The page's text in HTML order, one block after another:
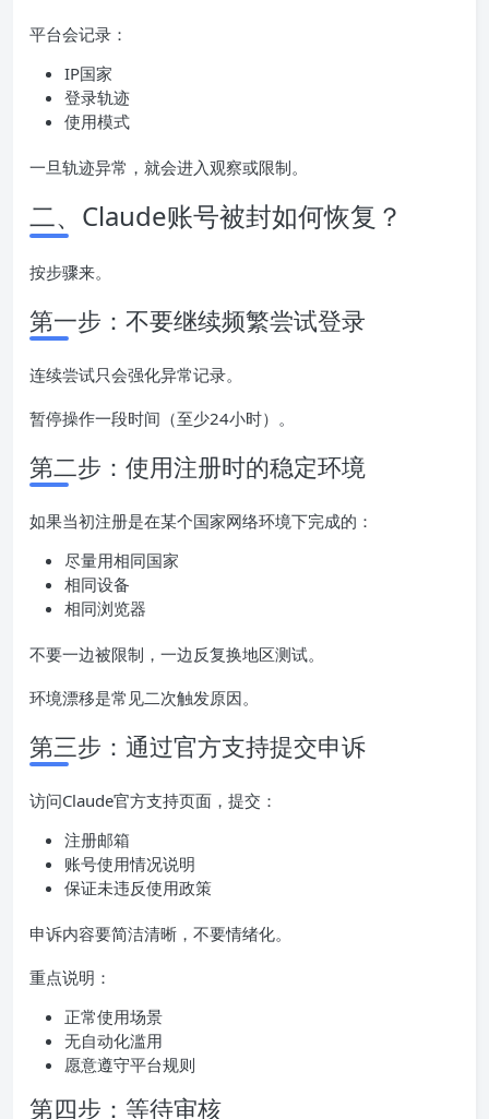
平台会记录：
IP国家
登录轨迹
使用模式
一旦轨迹异常，就会进入观察或限制。
二、Claude账号被封如何恢复？
按步骤来。
第一步：不要继续频繁尝试登录
连续尝试只会强化异常记录。
暂停操作一段时间（至少24小时）。
第二步：使用注册时的稳定环境
如果当初注册是在某个国家网络环境下完成的：
尽量用相同国家
相同设备
相同浏览器
不要一边被限制，一边反复换地区测试。
环境漂移是常见二次触发原因。
第三步：通过官方支持提交申诉
访问Claude官方支持页面，提交：
注册邮箱
账号使用情况说明
保证未违反使用政策
申诉内容要简洁清晰，不要情绪化。
重点说明：
正常使用场景
无自动化滥用
愿意遵守平台规则
第四步：等待审核